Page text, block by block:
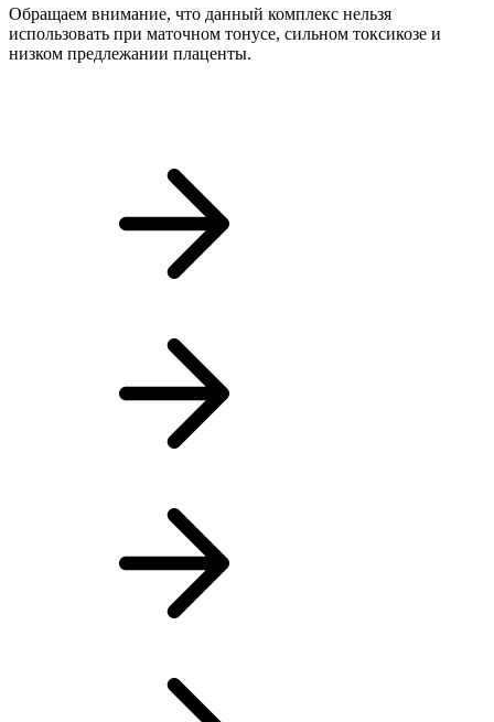
Обращаем внимание, что данный комплекс нельзя
использовать при маточном тонусе, сильном токсикозе и
низком предлежании плаценты.